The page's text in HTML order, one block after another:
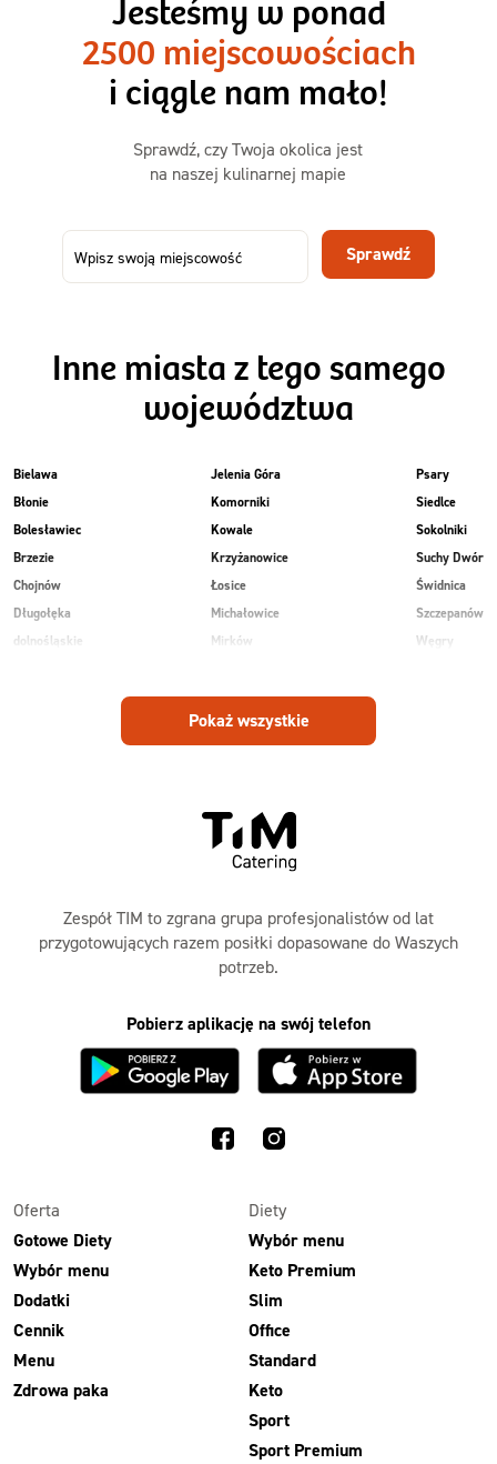
3 sycące posiłki o większej objętości. Mniej dań,
ta sama wygoda!
50,31 zł
73,99
-32%
Menu
Jesteśmy w ponad
2500 miejscowościach
i ciągle nam mało!
Sprawdź, czy Twoja okolica jest
na naszej kulinarnej mapie
Sprawdź
Inne miasta z tego samego
województwa
Bielawa
Błonie
Bolesławiec
Brzezie
Chojnów
Długołęka
dolnośląskie
Jelenia Góra
Komorniki
Kowale
Krzyżanowice
Łosice
Michałowice
Mirków
Piekary
Piotrowice
Psary
Siedlce
Sokolniki
Suchy Dwór
Świdnica
Szczepanów
Węgry
Pokaż wszystkie
Zespół TIM to zgrana grupa profesjonalistów od lat
przygotowujących razem posiłki dopasowane do Waszych
potrzeb.
Pobierz aplikację na swój telefon
Oferta
Gotowe Diety
Wybór menu
Dodatki
Cennik
Menu
Zdrowa paka
Diety
Wybór menu
Keto Premium
Slim
Office
Standard
Keto
Sport
Sport Premium